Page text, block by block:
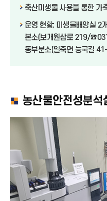
축산미생물 사용을 통한 가
운영 현황: 미생물배양실 2
본소(보개원삼로 219/
동부분소(일죽면 능국길
농산물안전성분석